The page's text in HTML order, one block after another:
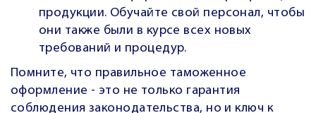
продукции. Обучайте свой персонал, чтобы
они также были в курсе всех новых
требований и процедур.
Помните, что правильное таможенное
оформление - это не только гарантия
соблюдения законодательства, но и ключ к